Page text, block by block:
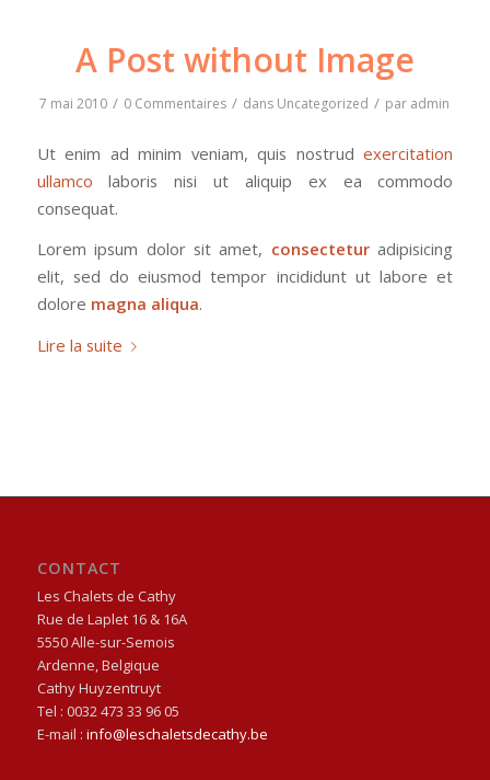
A Post without Image
7 mai 2010 / 0 Commentaires / dans Uncategorized / par admin
Ut enim ad minim veniam, quis nostrudexercitation
ullamco laboris nisi ut aliquip ex ea commodo
consequat.
Lorem ipsum dolor sit amet, consecteturadipisicing
elit, sed do eiusmod tempor incididunt ut labore et
dolore magna aliqua.
Lire la suite
CONTACT
Les Chalets de Cathy
Rue de Laplet 16& 16A
5550Alle-sur-Semois
Ardenne, Belgique
Cathy Huyzentruyt
Tel : 0032 473 33 96 05
E-mail : info@leschaletsdecathy.be